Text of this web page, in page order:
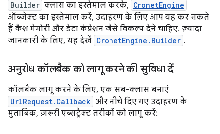
Builder क्लास का इस्तेमाल करके, CronetEngine
ऑब्जेक्ट का इस्तेमाल करें, उदाहरण के लिए आप यह कर सकते
हैं कैश मेमोरी और डेटा कंप्रेशन जैसे विकल्प देने चाहिए. ज़्यादा
जानकारी के लिए, यह देखें CronetEngine.Builder .
अनुरोध कॉलबैक को लागू करने की सुविधा दें
कॉलबैक लागू करने के लिए, एक सब-क्लास बनाएं
UrlRequest.Callback और नीचे दिए गए उदाहरण के
मुताबिक, ज़रूरी एब्सट्रैक्ट तरीकों को लागू करें: